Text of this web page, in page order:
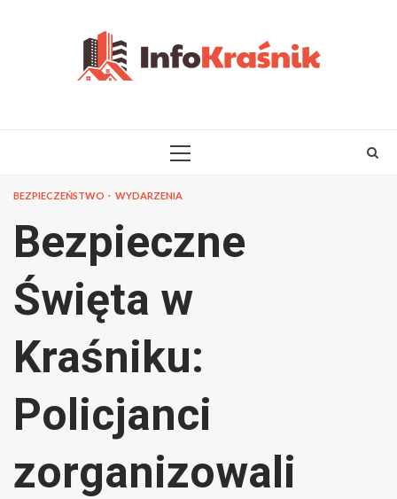
PRIMARY
BEZPIECZEŃSTWO WYDARZENIA
Bezpieczne
Święta w
Kraśniku:
Policjanci
zorganizowali